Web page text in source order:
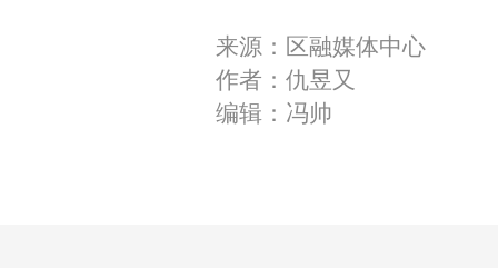
来源：区融媒体中心
作者：仇昱又
编辑：冯帅